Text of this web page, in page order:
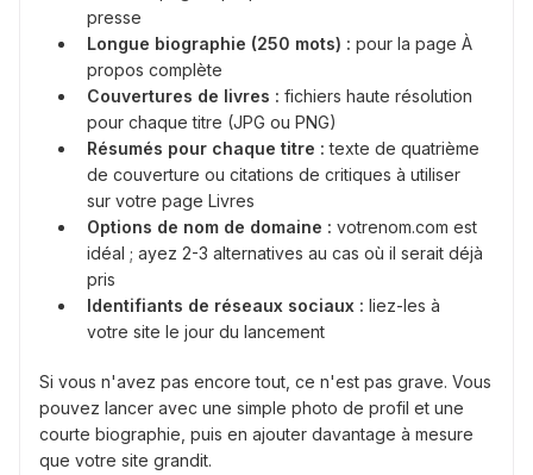
presse
Longue biographie (250 mots) : pour la page À
propos complète
Couvertures de livres : fichiers haute résolution
pour chaque titre (JPG ou PNG)
Résumés pour chaque titre : texte de quatrième
de couverture ou citations de critiques à utiliser
sur votre page Livres
Options de nom de domaine : votrenom.com est
idéal ; ayez 2-3 alternatives au cas où il serait déjà
pris
Identifiants de réseaux sociaux : liez-les à
votre site le jour du lancement
Si vous n'avez pas encore tout, ce n'est pas grave. Vous
pouvez lancer avec une simple photo de profil et une
courte biographie, puis en ajouter davantage à mesure
que votre site grandit.